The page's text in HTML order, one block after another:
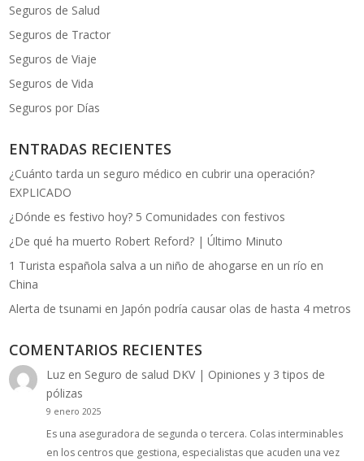
Seguros de Salud
Seguros de Tractor
Seguros de Viaje
Seguros de Vida
Seguros por Días
ENTRADAS RECIENTES
¿Cuánto tarda un seguro médico en cubrir una operación?
EXPLICADO
¿Dónde es festivo hoy? 5 Comunidades con festivos
¿De qué ha muerto Robert Reford? | Último Minuto
1 Turista española salva a un niño de ahogarse en un río en
China
Alerta de tsunami en Japón podría causar olas de hasta 4 metros
COMENTARIOS RECIENTES
Luzen Seguro de salud DKV | Opiniones y 3 tipos de
pólizas
9 enero 2025
Es una aseguradora de segunda o tercera. Colas interminables
en los centros que gestiona, especialistas que acuden una vez